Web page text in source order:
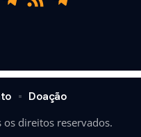
direitos reservados.
Doação